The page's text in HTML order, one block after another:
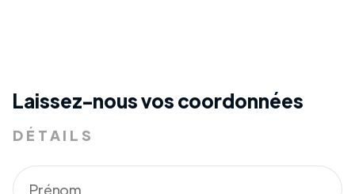
Laissez-nous vos coordonnées
DÉTAILS